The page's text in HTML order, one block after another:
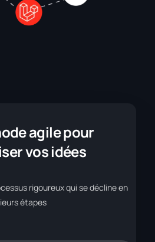
agile pour
vos idées
rigoureux qui se décline en
étapes